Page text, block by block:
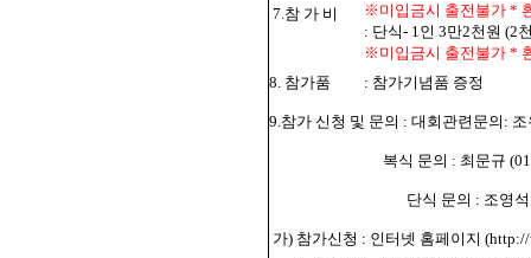
7.참 가 비
※미입금시 출전불가 *
: 단식- 1인 3만2천원 (2
※미입금시 출전불가 *
8. 참가품
: 참가기념품 증정
9.참가 신청 및 문의 : 대회관련문의:
복식 문의 : 최문규
단식 문의 : 조영
가) 참가신청 : 인터넷 홈페이지